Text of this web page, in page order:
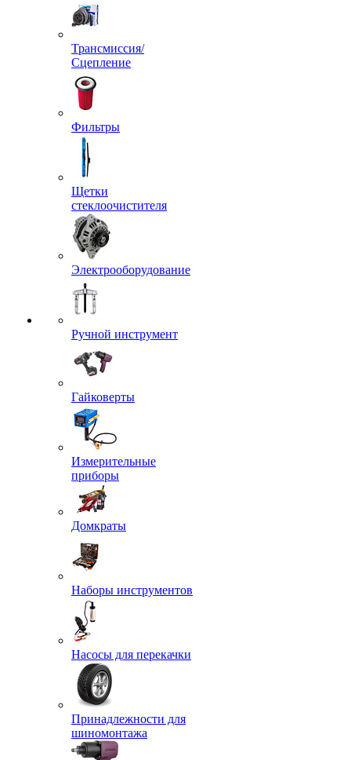
Трансмиссия/
Сцепление
Фильтры
Щетки
стеклоочистителя
Электрооборудование
Ручной инструмент
Гайковерты
Измерительные
приборы
Домкраты
Наборы инструментов
Насосы для перекачки
Принадлежности для
шиномонтажа